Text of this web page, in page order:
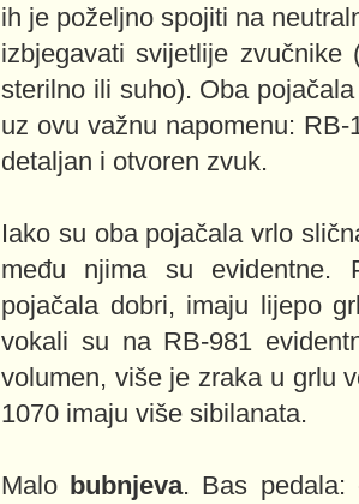
ih je poželjno spojiti na
izbjegavati svijetlije
sterilno ili suho). Oba
uz ovu važnu napomenu:
detaljan i otvoren zvuk.
Iako su oba pojačala vrlo
među njima su evidentne.
pojačala dobri, imaju lijepo
vokali su na RB-981
volumen, više je zraka u grlu
1070 imaju više sibilanata.
Malo bubnjeva. Bas pedala: